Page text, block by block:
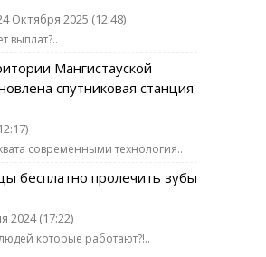
Октября 2025 (12:48)
выплат?..
Мангистауской
спутниковая станция
современными технология..
бесплатно пролечить зубы
2024 (17:22)
которые работают?!..